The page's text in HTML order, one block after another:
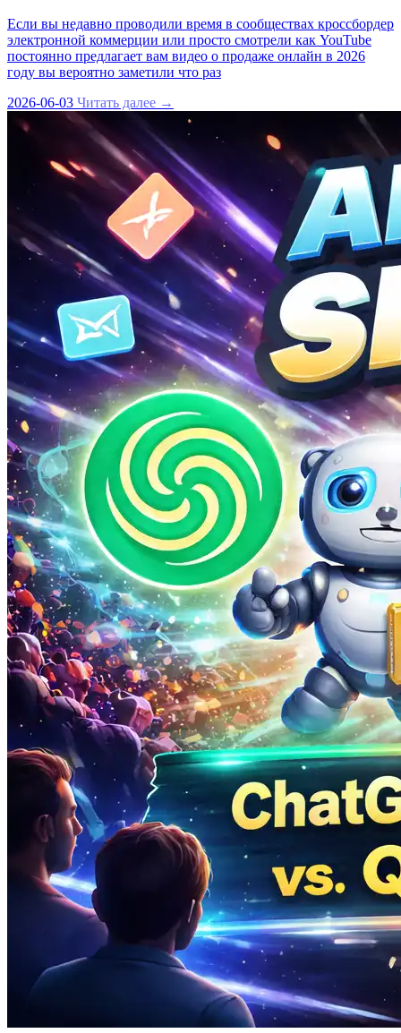
Если вы недавно проводили время в сообществах кроссбордер
электронной коммерции или просто смотрели как YouTube
постоянно предлагает вам видео о продаже онлайн в 2026
году вы вероятно заметили что раз
2026-06-03 Читать далее →